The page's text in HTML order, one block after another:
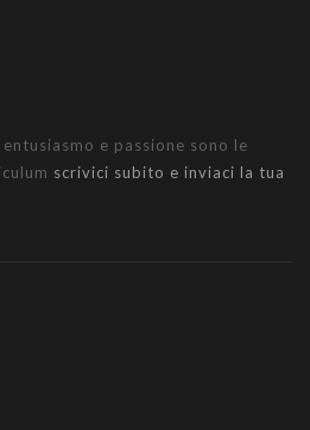
e passione sono le
scrivici subito e inviaci la tua